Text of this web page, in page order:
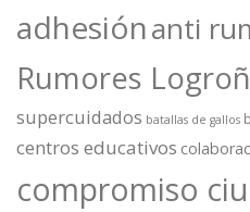
adhesiónanti
Rumores
supercuidados batallas de gallos
centros educativos
compromiso